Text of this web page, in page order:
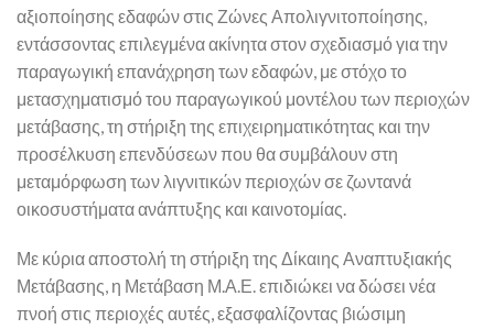
αξιοποίησης εδαφών στις Ζώνες Απολιγνιτοποίησης,
εντάσσοντας επιλεγμένα ακίνητα στον σχεδιασμό για την
παραγωγική επανάχρηση των εδαφών, με στόχο το
μετασχηματισμό του παραγωγικού μοντέλου των περιοχών
μετάβασης, τη στήριξη της επιχειρηματικότητας και την
προσέλκυση επενδύσεων που θα συμβάλουν στη
μεταμόρφωση των λιγνιτικών περιοχών σε ζωντανά
οικοσυστήματα ανάπτυξης και καινοτομίας.
Με κύρια αποστολή τη στήριξη της Δίκαιης Αναπτυξιακής
Μετάβασης, η Μετάβαση Μ.Α.Ε. επιδιώκει να δώσει νέα
πνοή στις περιοχές αυτές, εξασφαλίζοντας βιώσιμη